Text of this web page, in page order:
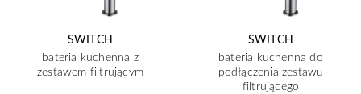
SWITCH
bateria kuchenna z
zestawem filtrującym
SWITCH
bateria kuchenna do
podłączenia zestawu
filtrującego